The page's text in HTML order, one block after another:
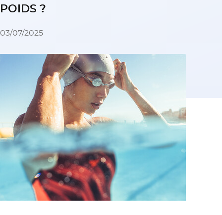
POIDS ?
03/07/2025